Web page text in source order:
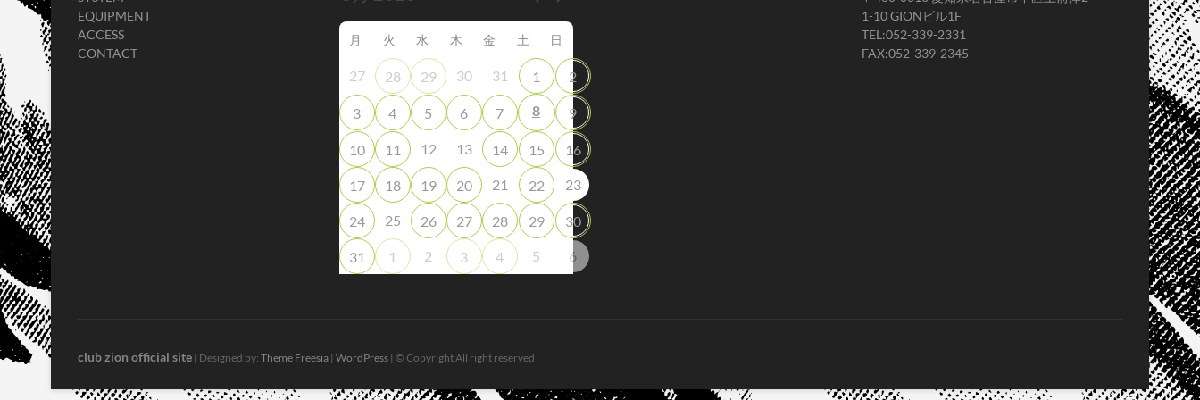
EQUIPMENT
ACCESS
CONTACT
月 火 水 木 金 土 日
27 28 29 30 31 1 2
3 4 5 6 7 8 9
10 11 12 13 14 15 16
17 18 19 20 21 22 23
24 25 26 27 28 29 30
31 1 2 3 4 5 6
1-10 GIONビル1F
TEL:052-339-2331
FAX:052-339-2345
club zion official site | Designed by: Theme Freesia | WordPress | © Copyright All right reserved